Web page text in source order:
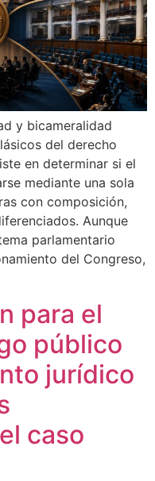
y bicameralidad
del derecho
en determinar si el
mediante una sola
con composición,
Aunque
parlamentario
del Congreso,
para el
público
jurídico
caso